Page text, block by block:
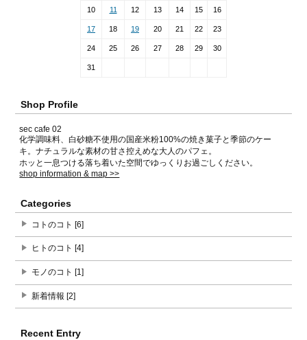
Shop Profile
sec cafe 02
化学調味料、白砂糖不使用の国産米粉100%の焼き菓子と季節のケー
キ。ナチュラルな素材の甘さ控えめな大人のパフェ。
ホッと一息つける落ち着いた空間でゆっくりお過ごしください。
shop information & map >>
Categories
コトのコト [6]
ヒトのコト [4]
モノのコト [1]
新着情報 [2]
Recent Entry